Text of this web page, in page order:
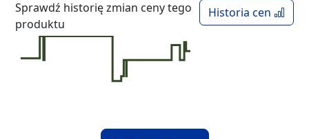
Historia cen
Sprawdź historię zmian ceny tego
produktu